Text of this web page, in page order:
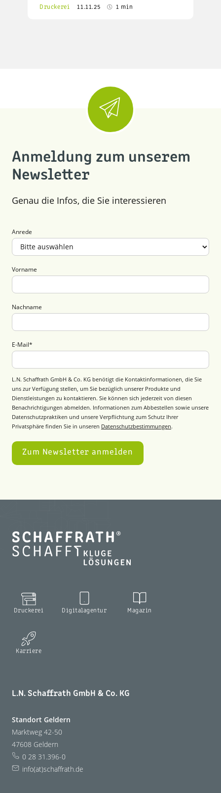
Druckerei 11.11.25 1 min
Anmeldung zum unserem
Newsletter
Genau die Infos, die Sie interessieren
Anrede
Vorname
Nachname
E-Mail*
L.N. Schaffrath GmbH & Co. KG benötigt die Kontaktinformationen, die Sie
uns zur Verfügung stellen, um Sie bezüglich unserer Produkte und
Dienstleistungen zu kontaktieren. Sie können sich jederzeit von diesen
Benachrichtigungen abmelden. Informationen zum Abbestellen sowie unsere
Datenschutzpraktiken und unsere Verpflichtung zum Schutz Ihrer
Privatsphäre finden Sie in unseren Datenschutzbestimmungen.
Druckerei Digitalagentur Magazin
Karriere
L.N. Schaffrath GmbH & Co. KG
Standort Geldern
Marktweg 42-50
47608 Geldern
0 28 31.396-0
info(at)schaffrath.de